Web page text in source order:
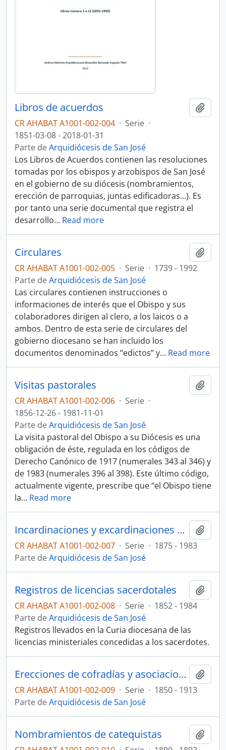
Libros de acuerdos
CR AHABAT A1001-002-004 · Serie ·
1851-03-08 - 2018-01-31
Parte deArquidiócesis de San José
Los Libros de Acuerdos contienen las resoluciones
tomadas por los obispos y arzobispos de San José
en el gobierno de su diócesis (nombramientos,
erección de parroquias, juntas edificadoras…). Es
por tanto una serie documental que registra el
desarrollo… Read more
Circulares
CR AHABAT A1001-002-005 · Serie · 1739 - 1992
Parte deArquidiócesis de San José
Las circulares contienen instrucciones o
informaciones de interés que el Obispo y sus
colaboradores dirigen al clero, a los laicos o a
ambos. Dentro de esta serie de circulares del
gobierno diocesano se han incluido los
documentos denominados “edictos” y… Read more
Visitas pastorales
CR AHABAT A1001-002-006 · Serie ·
1856-12-26 - 1981-11-01
Parte deArquidiócesis de San José
La visita pastoral del Obispo a su Diócesis es una
obligación de éste, regulada en los códigos de
Derecho Canónico de 1917 (numerales 343 al 346) y
de 1983 (numerales 396 al 398). Este último código,
actualmente vigente, prescribe que “el Obispo tiene
la… Read more
Incardinaciones y excardinaciones de sacerdotes
CR AHABAT A1001-002-007 · Serie · 1875 - 1983
Parte deArquidiócesis de San José
Registros de licencias sacerdotales
CR AHABAT A1001-002-008 · Serie · 1852 - 1984
Parte deArquidiócesis de San José
Registros llevados en la Curia diocesana de las
licencias ministeriales concedidas a los sacerdotes.
Erecciones de cofradías y asociaciones de fieles
CR AHABAT A1001-002-009 · Serie · 1850 - 1913
Parte deArquidiócesis de San José
Nombramientos de catequistas